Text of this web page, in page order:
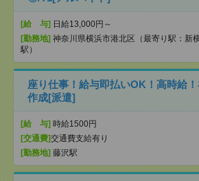
[給 与] 日給13,000円～
[勤務地] 神奈川県横浜市港北区（最寄り駅：新
駅）
座り仕事！給与即払いOK！高時給
作成[派遣]
[給 与] 時給1500円
[交通費]交通費支給有り
[勤務地] 藤沢駅